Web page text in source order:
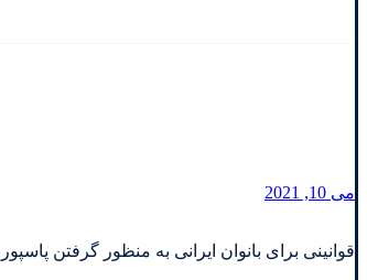
می 10, 2021
قوانینی برای بانوان ایرانی به منظور گرفتن